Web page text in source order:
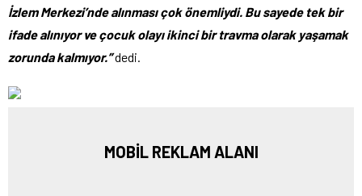
İzlem Merkezi’nde alınması çok önemliydi. Bu sayede tek bir
ifade alınıyor ve çocuk olayı ikinci bir travma olarak yaşamak
zorunda kalmıyor.”dedi.
MOBİL REKLAM ALANI